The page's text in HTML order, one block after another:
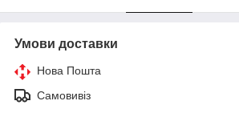
Умови доставки
Нова Пошта
Самовивіз